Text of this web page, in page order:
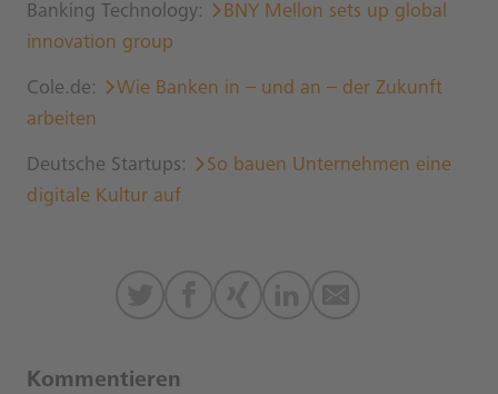
Banking Technology:
BNY Mellon sets up global
innovation group
Cole.de:
Wie Banken in – und an – der Zukunft
arbeiten
Deutsche Startups:
So bauen Unternehmen eine
digitale Kultur auf
Kommentieren